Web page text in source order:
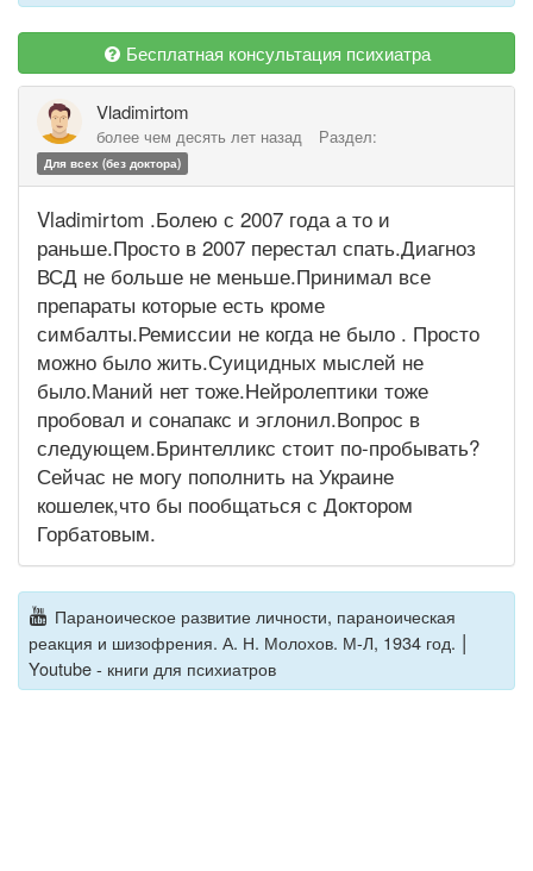
Бесплатная консультация психиатра
Vladimirtom
более чем десять лет назад Раздел:
Для всех (без доктора)
Vladimirtom .Болею с 2007 года а то и
раньше.Просто в 2007 перестал спать.Диагноз
ВСД не больше не меньше.Принимал все
препараты которые есть кроме
симбалты.Ремиссии не когда не было . Просто
можно было жить.Суицидных мыслей не
было.Маний нет тоже.Нейролептики тоже
пробовал и сонапакс и эглонил.Вопрос в
следующем.Бринтелликс стоит по-пробывать?
Сейчас не могу пополнить на Украине
кошелек,что бы пообщаться с Доктором
Горбатовым.
Параноическое развитие личности, параноическая
реакция и шизофрения. А. Н. Молохов. М-Л, 1934 год. |
Youtube - книги для психиатров